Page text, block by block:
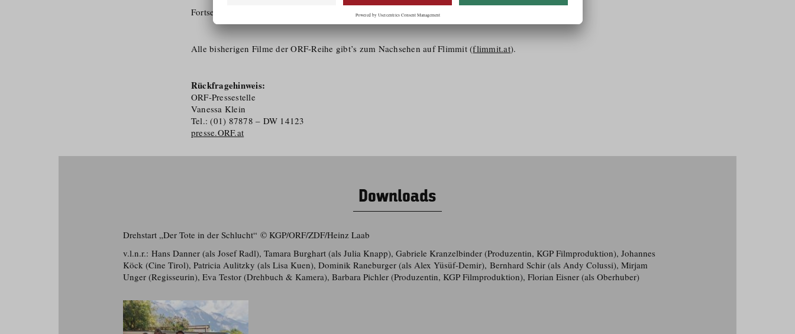
Fortsetzung folgt …
Alle bisherigen Filme der ORF-Reihe gibt’s zum Nachsehen auf Flimmit (flimmit.at).
Rückfragehinweis:
ORF-Pressestelle
Vanessa Klein
Tel.: (01) 87878 – DW 14123
presse.ORF.at
Downloads
Drehstart „Der Tote in der Schlucht“ © KGP/​ORF/​ZDF/​Heinz Laab
v.l.n.r.: Hans Danner (als Josef Radl), Tamara Burghart (als Julia Knapp), Gabriele Kranzelbinder (Produzentin, KGP Filmproduktion), Johannes
Köck (Cine Tirol), Patricia Aulitzky (als Lisa Kuen), Dominik Raneburger (als Alex Yüsüf-Demir), Bernhard Schir (als Andy Colussi), Mirjam
Unger (Regisseurin), Eva Testor (Drehbuch & Kamera), Barbara Pichler (Produzentin, KGP Filmproduktion), Florian Eisner (als Oberhuber)